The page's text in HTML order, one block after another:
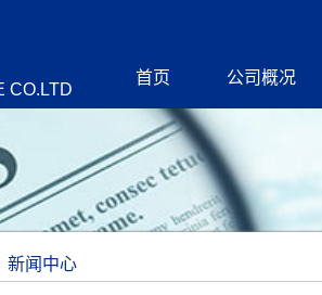
CO.LTD
首页 公司概况
新闻中心